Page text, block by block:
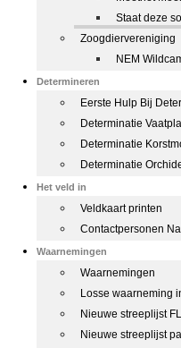
Staat deze
Zoogdiervereniging
NEM
Determineren
Eerste Hulp Bij
Determinatie
Determinatie
Determinatie
Het veld in
Veldkaart printen
Contactpersonen
Waarnemingen
Waarnemingen
Losse waarneming
Nieuwe streeplijst
Nieuwe streeplijst